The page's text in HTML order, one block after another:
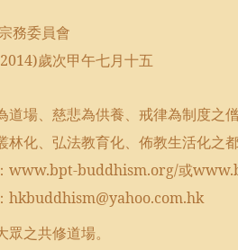
宗務委員會
歲次甲午七月十五
道場、慈悲為供養、戒律為制度之
林化、弘法教育化、佈教生活化之
www.bpt-buddhism.org/或
hkbuddhism@yahoo.com.hk
眾之共修道場。